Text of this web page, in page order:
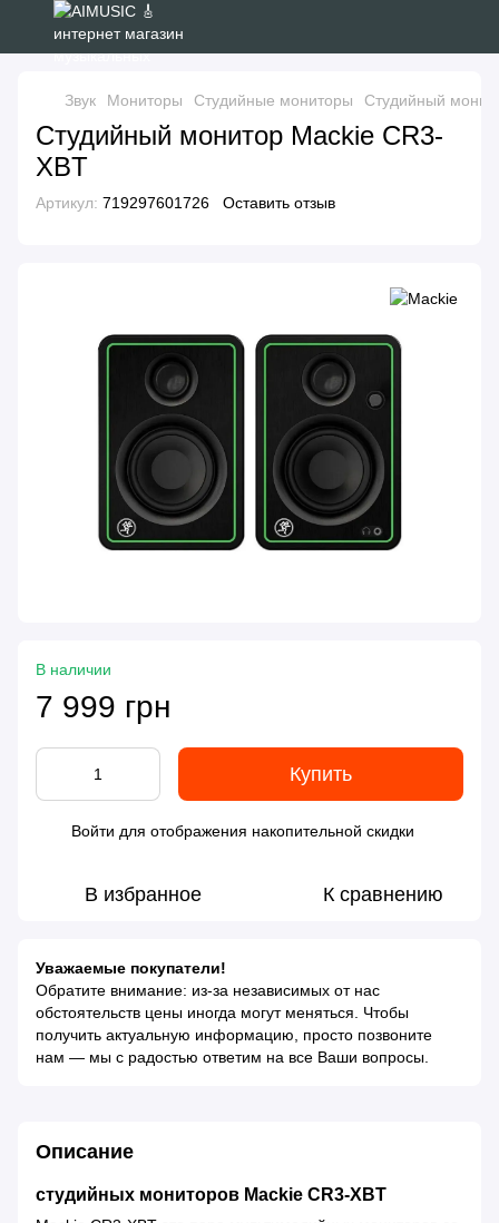
Звук Мониторы Студийные мониторы Студийный
Студийный монитор Mackie CR3-
XBT
Артикул: 719297601726 Оставить отзыв
В наличии
7 999 грн
Купить
Войти для отображения накопительной скидки
В избранное К сравнению
Уважаемые покупатели!
Обратите внимание: из-за независимых от нас
обстоятельств цены иногда могут меняться. Чтобы
получить актуальную информацию, просто позвоните
нам — мы с радостью ответим на все Ваши вопросы.
Описание
студийных мониторов Mackie CR3-XBT